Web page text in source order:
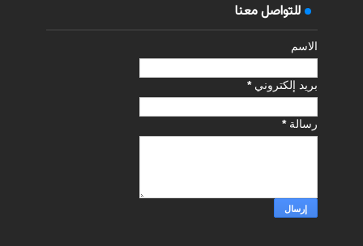
للتواصل معنا
الاسم
بريد إلكتروني*
رسالة*